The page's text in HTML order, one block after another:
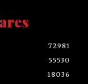
72981
55530
18036